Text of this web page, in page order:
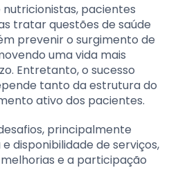
pacientes
tratar questões de saúde
prevenir o surgimento de
uma vida mais
Entretanto, o sucesso
tanto da estrutura do
ativo dos pacientes.
principalmente
disponibilidade de serviços,
e a participação